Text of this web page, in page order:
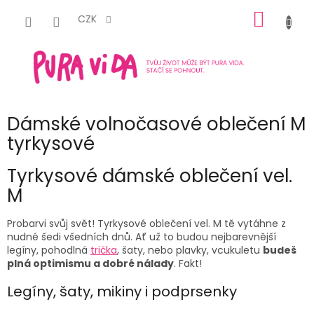
CZK
KOŠÍK
Dámské volnočasové oblečení M
tyrkysové
Tyrkysové dámské oblečení vel.
M
Probarvi svůj svět! Tyrkysové oblečení vel. M tě vytáhne z
nudné šedi všedních dnů. Ať už to budou nejbarevnější
legíny, pohodlná trička, šaty, nebo plavky, vcukuletu budeš
plná optimismu a dobré nálady. Fakt!
Legíny, šaty, mikiny i podprsenky